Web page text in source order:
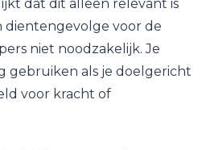
dat dit alleen relevant is
dientengevolge voor de
niet noodzakelijk. Je
gebruiken als je doelgericht
voor kracht of